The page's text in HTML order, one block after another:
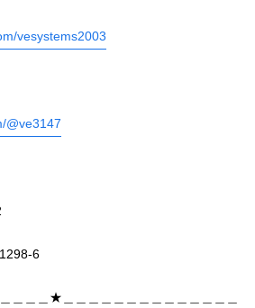
vesystems2003
@ve3147
6
＿＿＿★＿＿＿＿＿＿＿＿＿＿＿＿＿＿